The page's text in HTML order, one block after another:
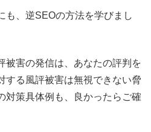
も、逆SEOの方法を学びまし
被害の発信は、あなたの評判を
する風評被害は無視できない脅
対策具体例も、良かったらご確